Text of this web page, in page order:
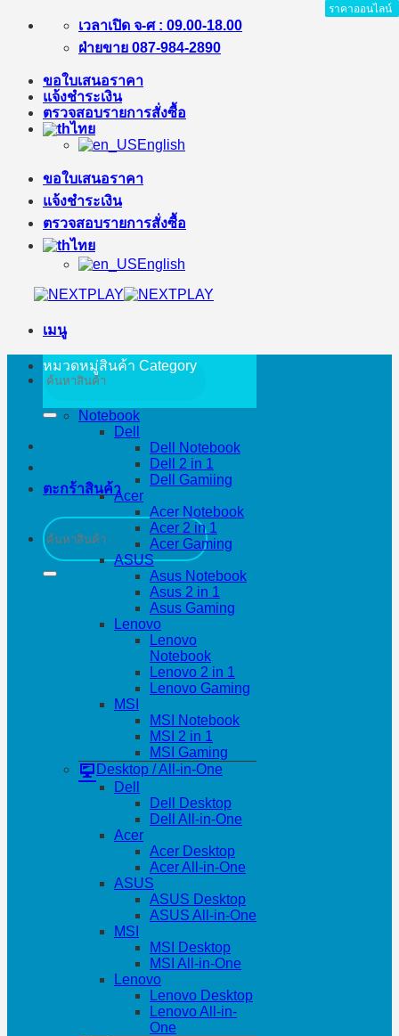
ข้าม
เนื้อหา
เวลาเปิด จ-ศ : 09.00-18.00
ฝ่ายขาย 087-984-2890
ขอใบเสนอราคา
แจ้งชำระเงิน
ตรวจสอบรายการสั่งซื้อ
ไทย
English
ขอใบเสนอราคา
แจ้งชำระเงิน
ตรวจสอบรายการสั่งซื้อ
ไทย
English
เมนู
ค้นหา:
ตะกร้าสินค้า
ค้นหา:
หมวดหมู่สินค้า Category
Notebook
Dell
Dell Notebook
Dell 2 in 1
Dell Gamiing
Acer
Acer Notebook
Acer 2 in 1
Acer Gaming
ASUS
Asus Notebook
Asus 2 in 1
Asus Gaming
Lenovo
Lenovo
Notebook
Lenovo 2 in 1
Lenovo Gaming
MSI
MSI Notebook
MSI 2 in 1
MSI Gaming
Desktop / All-in-One
Dell
Dell Desktop
Dell All-in-One
Acer
Acer Desktop
Acer All-in-One
ASUS
ASUS Desktop
ASUS All-in-One
MSI
MSI Desktop
MSI All-in-One
Lenovo
Lenovo Desktop
Lenovo All-in-
One
ราคาออนไลน์
ราคาออนไลน์
ราคาออนไลน์
ราคาออนไลน์
ราคาออนไลน์
ราคาออนไลน์